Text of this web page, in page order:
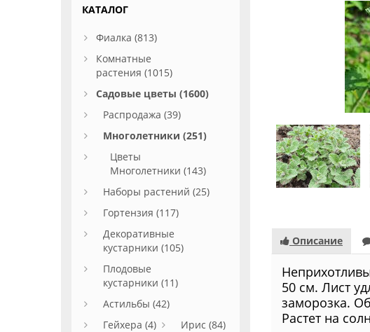
Описание
50 см. Лист
заморозка.
Растет на
КАТАЛОГ
Фиалка (813)
Комнатные
растения (1015)
Садовые цветы (1600)
Распродажа (39)
Многолетники (251)
Цветы
Многолетники (143)
Наборы растений (25)
Гортензия (117)
Декоративные
кустарники (105)
Плодовые
кустарники (11)
Астильбы (42)
Гейхера (4)
Ирис (84)